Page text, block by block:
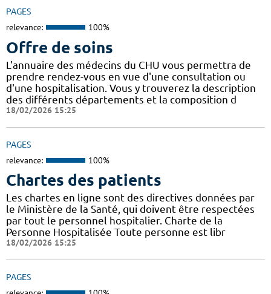
PAGES
relevance: 100%
Offre de soins
L'annuaire des médecins du CHU vous permettra de
prendre rendez-vous en vue d'une consultation ou
d'une hospitalisation. Vous y trouverez la description
des différents départements et la composition d
18/02/2026 15:25
PAGES
relevance: 100%
Chartes des patients
Les chartes en ligne sont des directives données par
le Ministère de la Santé, qui doivent être respectées
par tout le personnel hospitalier. Charte de la
Personne Hospitalisée Toute personne est libr
18/02/2026 15:25
PAGES